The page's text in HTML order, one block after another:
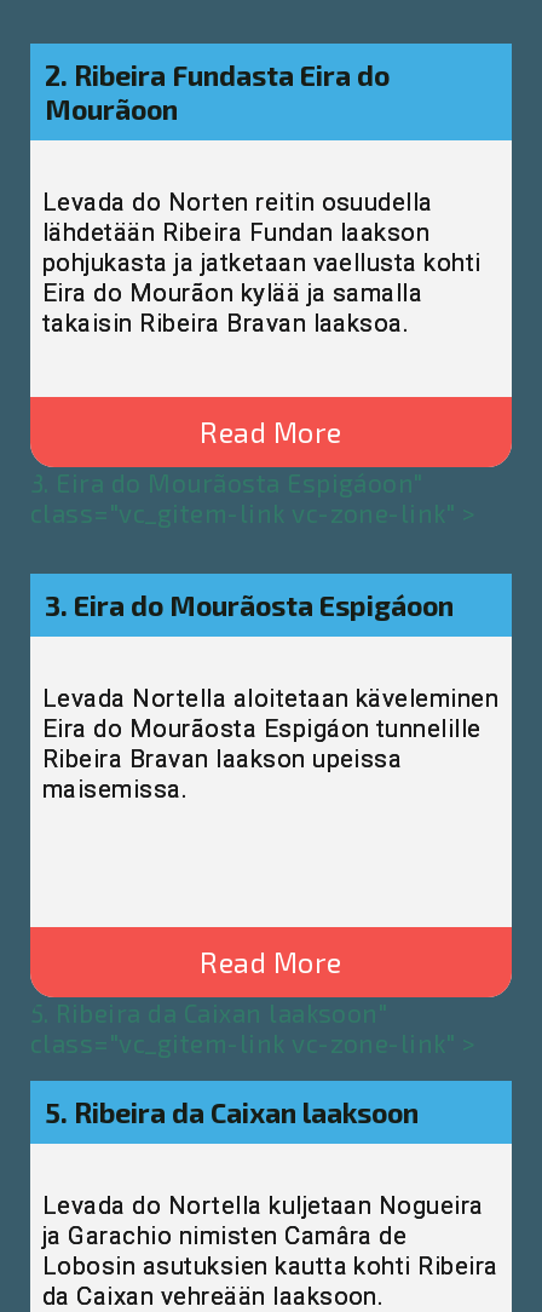
2. Ribeira Fundasta Eira do
Mourãoon
Levada do Norten reitin osuudella
lähdetään Ribeira Fundan laakson
pohjukasta ja jatketaan vaellusta kohti
Eira do Mourãon kylää ja samalla
takaisin Ribeira Bravan laaksoa.
Read More
3. Eira do Mourãosta Espigáoon"
class="vc_gitem-link vc-zone-link" >
3. Eira do Mourãosta Espigáoon
Levada Nortella aloitetaan käveleminen
Eira do Mourãosta Espigáon tunnelille
Ribeira Bravan laakson upeissa
maisemissa.
Read More
5. Ribeira da Caixan laaksoon"
class="vc_gitem-link vc-zone-link" >
5. Ribeira da Caixan laaksoon
Levada do Nortella kuljetaan Nogueira
ja Garachio nimisten Camâra de
Lobosin asutuksien kautta kohti Ribeira
da Caixan vehreään laaksoon.